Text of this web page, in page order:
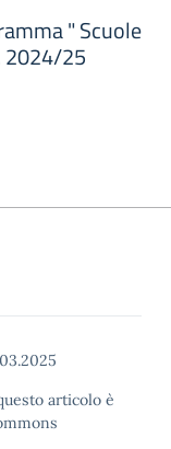
" Scuole
2024/25
articolo è